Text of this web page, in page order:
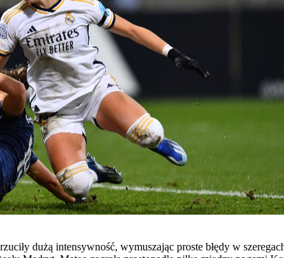
dużą intensywność, wymuszając proste błędy w